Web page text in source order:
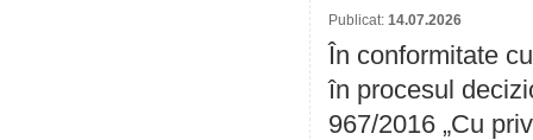
Publicat: 14.07.2026
În conformitate
în procesul
967/2016 „Cu